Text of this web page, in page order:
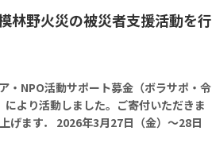
林野火災の被災者支援活動を行
・NPO活動サポート募金（ボラサポ・令
より活動しました。ご寄付いただきま
げます． 2026年3月27日（金）～28日